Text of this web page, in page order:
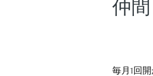
仲
毎月1回